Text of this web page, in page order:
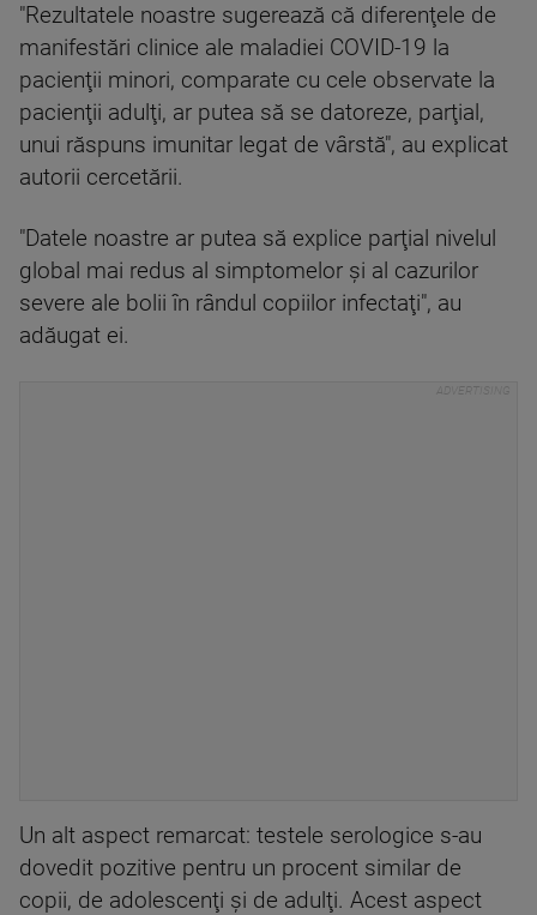
"Rezultatele noastre sugerează că diferenţele de
manifestări clinice ale maladiei COVID-19 la
pacienţii minori, comparate cu cele observate la
pacienţii adulţi, ar putea să se datoreze, parţial,
unui răspuns imunitar legat de vârstă", au explicat
autorii cercetării.
"Datele noastre ar putea să explice parţial nivelul
global mai redus al simptomelor şi al cazurilor
severe ale bolii în rândul copiilor infectaţi", au
adăugat ei.
Un alt aspect remarcat: testele serologice s-au
dovedit pozitive pentru un procent similar de
copii, de adolescenţi şi de adulţi. Acest aspect